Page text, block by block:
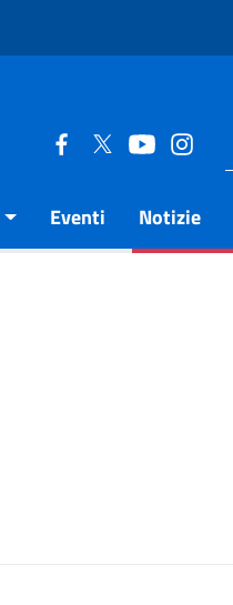
Eventi Notizie